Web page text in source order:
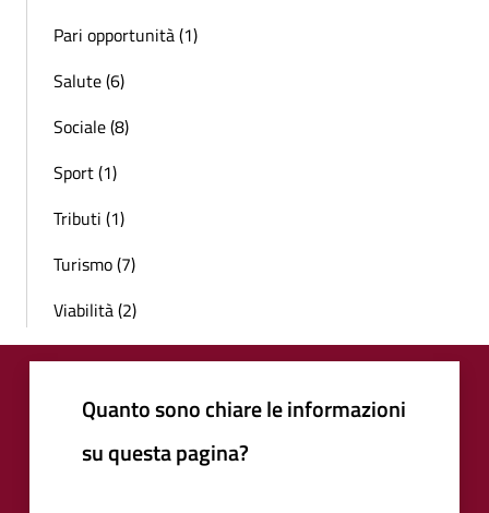
Pari opportunità (1)
Salute (6)
Sociale (8)
Sport (1)
Tributi (1)
Turismo (7)
Viabilità (2)
Quanto sono chiare le informazioni
su questa pagina?